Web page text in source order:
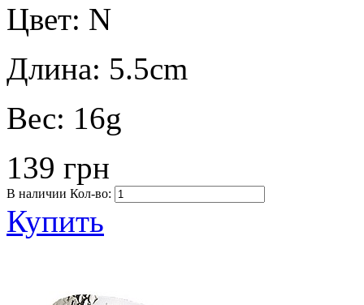
Цвет: N
Длина: 5.5cm
Вес: 16g
139 грн
В наличии Кол-во:
Купить